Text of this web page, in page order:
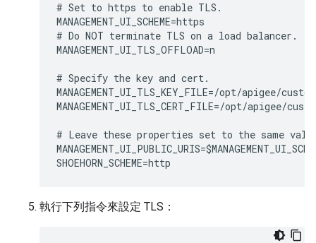
# Set to https to enable TLS.
MANAGEMENT_UI_SCHEME=https
# Do NOT terminate TLS on a load balancer.
MANAGEMENT_UI_TLS_OFFLOAD=n
# Specify the key and cert.
MANAGEMENT_UI_TLS_KEY_FILE=/opt/apigee/
MANAGEMENT_UI_TLS_CERT_FILE=/opt/apigee/
# Leave these properties set to the same
SHOEHORN_SCHEME=http
執行下列指令來設定 TLS：